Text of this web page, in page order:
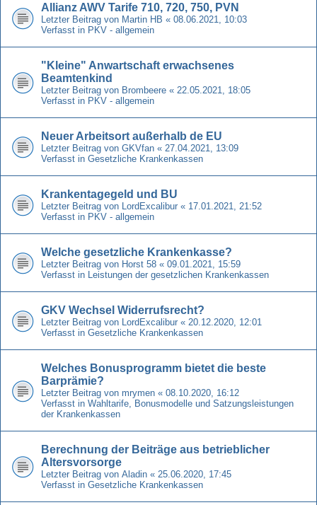
Allianz AWV Tarife 710, 720, 750, PVN
Letzter Beitrag von Martin HB « 08.06.2021, 10:03
Verfasst in PKV - allgemein
"Kleine" Anwartschaft erwachsenes
Beamtenkind
Letzter Beitrag von Brombeere « 22.05.2021, 18:05
Verfasst in PKV - allgemein
Neuer Arbeitsort außerhalb de EU
Letzter Beitrag von GKVfan « 27.04.2021, 13:09
Verfasst in Gesetzliche Krankenkassen
Krankentagegeld und BU
Letzter Beitrag von LordExcalibur « 17.01.2021, 21:52
Verfasst in PKV - allgemein
Welche gesetzliche Krankenkasse?
Letzter Beitrag von Horst 58 « 09.01.2021, 15:59
Verfasst in Leistungen der gesetzlichen Krankenkassen
GKV Wechsel Widerrufsrecht?
Letzter Beitrag von LordExcalibur « 20.12.2020, 12:01
Verfasst in Gesetzliche Krankenkassen
Welches Bonusprogramm bietet die beste
Barprämie?
Letzter Beitrag von mrymen « 08.10.2020, 16:12
Verfasst in Wahltarife, Bonusmodelle und Satzungsleistungen
der Krankenkassen
Berechnung der Beiträge aus betrieblicher
Altersvorsorge
Letzter Beitrag von Aladin « 25.06.2020, 17:45
Verfasst in Gesetzliche Krankenkassen